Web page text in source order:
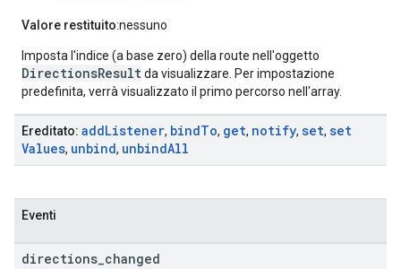
Valore restituito:nessuno
Imposta l'indice (a base zero) della route nell'oggetto
DirectionsResultda visualizzare. Per impostazione
predefinita, verrà visualizzato il primo percorso nell'array.
Ereditato: addListener, bindTo, get, notify, set, set
Values, unbind, unbindAll
Eventi
directions changed